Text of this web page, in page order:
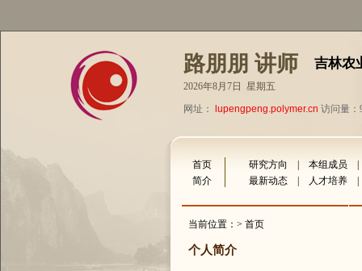
路朋朋 讲师 吉林农
2026年8月7日 星期五
网址：
lupengpeng.polymer.cn 访问量：
首页 研究方向 本组成员
简介
最新动态 人才培养
当前位置：> 首页
个人简介